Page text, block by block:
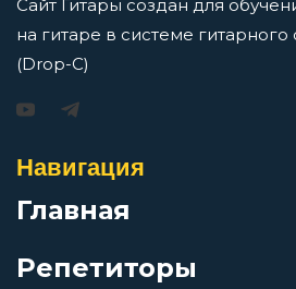
Поток
Поцелуй и укус
Прозрачная
гитары
Перейти
Сайт Гитары создан для
на гитаре в системе
(Drop-C)
Навигация
Главная
Репетиторы